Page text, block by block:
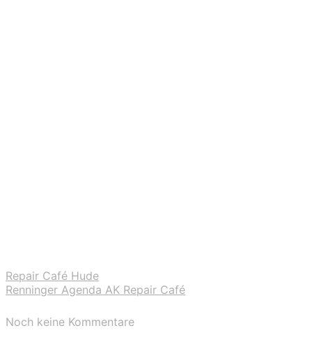
Repair Café Hude
Renninger Agenda AK Repair Café
Noch keine Kommentare